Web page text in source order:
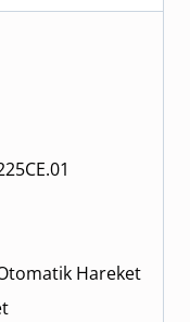
Hareket